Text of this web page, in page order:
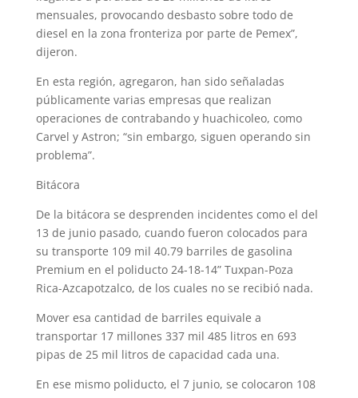
mensuales, provocando desbasto sobre todo de
diesel en la zona fronteriza por parte de Pemex”,
dijeron.
En esta región, agregaron, han sido señaladas
públicamente varias empresas que realizan
operaciones de contrabando y huachicoleo, como
Carvel y Astron; “sin embargo, siguen operando sin
problema”.
Bitácora
De la bitácora se desprenden incidentes como el del
13 de junio pasado, cuando fueron colocados para
su transporte 109 mil 40.79 barriles de gasolina
Premium en el poliducto 24-18-14” Tuxpan-Poza
Rica-Azcapotzalco, de los cuales no se recibió nada.
Mover esa cantidad de barriles equivale a
transportar 17 millones 337 mil 485 litros en 693
pipas de 25 mil litros de capacidad cada una.
En ese mismo poliducto, el 7 junio, se colocaron 108